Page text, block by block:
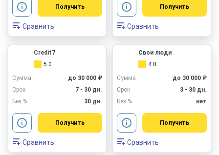
Получить
Сравнить
Получить
Сравнить
Credit7
5.0
Сумма
до 30 000 ₽
Срок
7 - 30 дн.
Без %
30 дн.
Получить
Сравнить
Свои люди
4.0
Сумма
до 30 000 ₽
Срок
3 - 30 дн.
Без %
нет
Получить
Сравнить